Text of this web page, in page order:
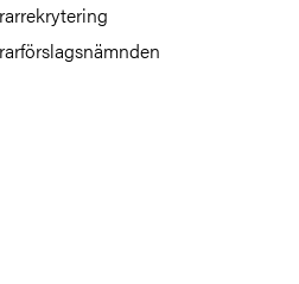
traditioner